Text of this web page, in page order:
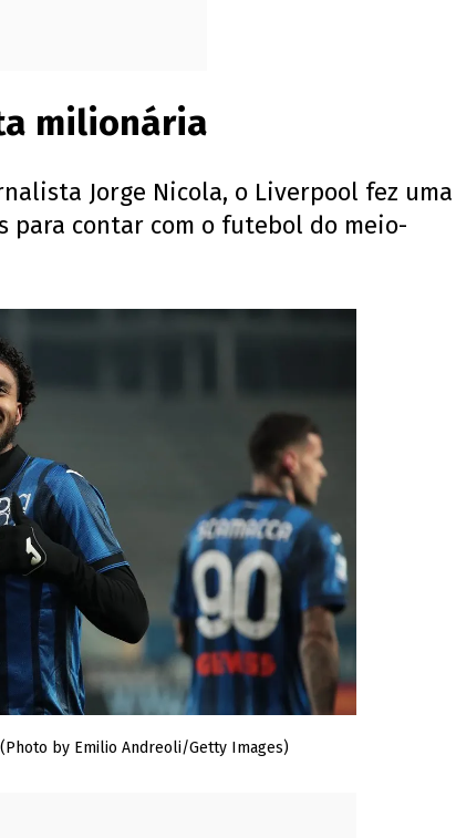
milionária
Jorge Nicola, o Liverpool fez uma
para contar com o futebol do meio-
by Emilio Andreoli/Getty Images)